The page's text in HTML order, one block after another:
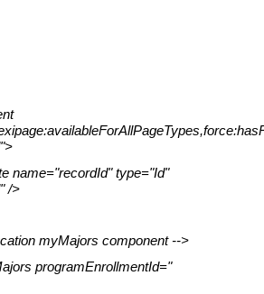
name="recordId" type="Id"
/>
myMajors component -->
programEnrollmentId="